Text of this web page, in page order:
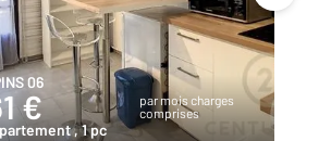
06
€
par mois charges
comprises
, 1 pc